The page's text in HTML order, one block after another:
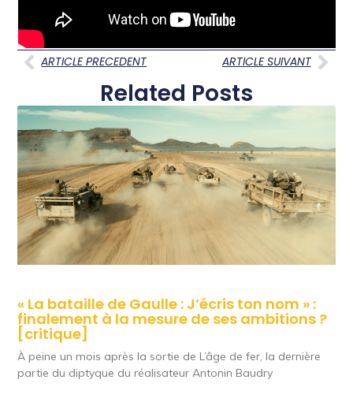
ARTICLE PRECEDENT ARTICLE SUIVANT
Related Posts
« La bataille de Gaulle : J’écris ton nom » :
finalement à la mesure de ses ambitions ?
[critique]
À peine un mois après la sortie de L’âge de fer, la dernière
partie du diptyque du réalisateur Antonin Baudry